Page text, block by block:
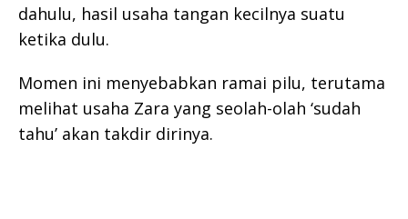
dahulu, hasil usaha tangan kecilnya suatu
ketika dulu.
Momen ini menyebabkan ramai pilu, terutama
melihat usaha Zara yang seolah-olah ‘sudah
tahu’ akan takdir dirinya.